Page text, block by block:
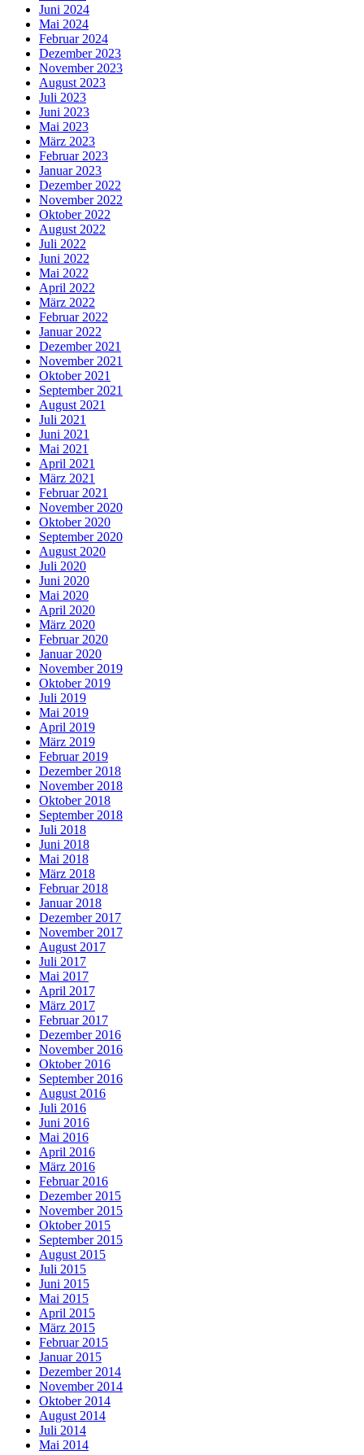
Juni 2024
Mai 2024
Februar 2024
Dezember 2023
November 2023
August 2023
Juli 2023
Juni 2023
Mai 2023
März 2023
Februar 2023
Januar 2023
Dezember 2022
November 2022
Oktober 2022
August 2022
Juli 2022
Juni 2022
Mai 2022
April 2022
März 2022
Februar 2022
Januar 2022
Dezember 2021
November 2021
Oktober 2021
September 2021
August 2021
Juli 2021
Juni 2021
Mai 2021
April 2021
März 2021
Februar 2021
November 2020
Oktober 2020
September 2020
August 2020
Juli 2020
Juni 2020
Mai 2020
April 2020
März 2020
Februar 2020
Januar 2020
November 2019
Oktober 2019
Juli 2019
Mai 2019
April 2019
März 2019
Februar 2019
Dezember 2018
November 2018
Oktober 2018
September 2018
Juli 2018
Juni 2018
Mai 2018
März 2018
Februar 2018
Januar 2018
Dezember 2017
November 2017
August 2017
Juli 2017
Mai 2017
April 2017
März 2017
Februar 2017
Dezember 2016
November 2016
Oktober 2016
September 2016
August 2016
Juli 2016
Juni 2016
Mai 2016
April 2016
März 2016
Februar 2016
Dezember 2015
November 2015
Oktober 2015
September 2015
August 2015
Juli 2015
Juni 2015
Mai 2015
April 2015
März 2015
Februar 2015
Januar 2015
Dezember 2014
November 2014
Oktober 2014
August 2014
Juli 2014
Mai 2014